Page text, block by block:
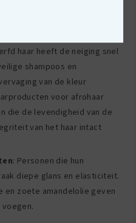
haar heeft de neiging snel
shampoos en
van de kleur
voor afrohaar
die de levendigheid van de
van het haar intact
: Personen die hun
diepe glans en elasticiteit.
en zoete amandelolie geven